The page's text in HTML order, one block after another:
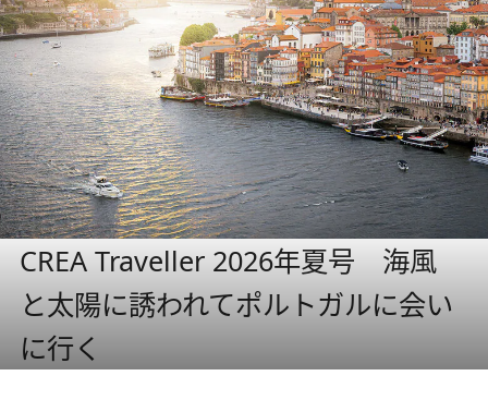
CREA Traveller 2026年夏号 海風
と太陽に誘われてポルトガルに会い
に行く